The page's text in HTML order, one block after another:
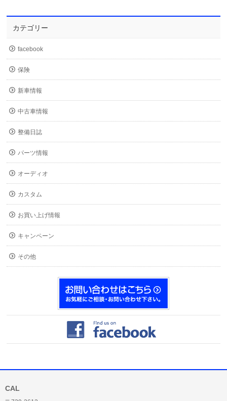
カテゴリー
facebook
保険
新車情報
中古車情報
整備日誌
パーツ情報
オーディオ
カスタム
お買い上げ情報
キャンペーン
その他
CAL